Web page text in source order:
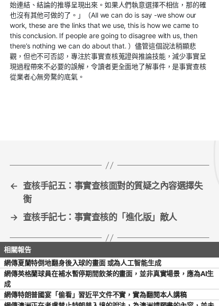
始連結、結論的推導呈現出來。如果人們執意選擇不相信，那的確
也沒有其他可做的了。」（All we can do is say -we show our
work, these are the links that we use, this is how we came to
this conclusion. If people are going to disagree with us, then
there’s nothing we can do about that. ）儘管這個說法稍顯悲
觀，但也不可否認，專注於事實查核蒐證與推論技能，減少事實呈
現過程帶來不必要的誤解，令讀者更全面地了解事件，是事實查核
從業者心無旁騖的底氣。
← 查核手記五：事實查核面對的質疑之內容選擇失
衡
→ 查核手記七：事實查核的「進化版」敵人
網傳夏蘭特倒地翻身後入球的畫面 或為人工智能生成
網傳英格蘭球員在補水暫停期間飲茶的畫面，並非真實場景，應為AI生
成
網傳特朗普國宴「偷看」習近平文件不實，實為翻閱本人講稿